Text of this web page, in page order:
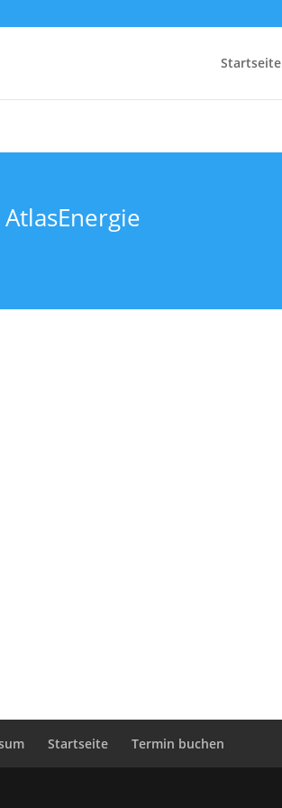
Startseite
Startseite Termin buchen